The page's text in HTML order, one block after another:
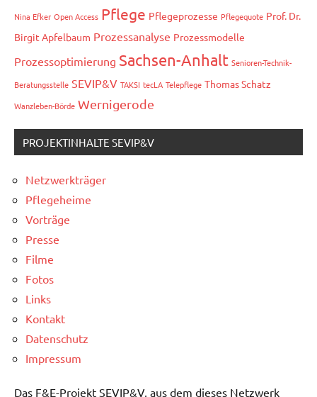
Nina Efker Open Access Pflege Pflegeprozesse Pflegequote Prof. Dr.
Birgit Apfelbaum Prozessanalyse Prozessmodelle
Prozessoptimierung Sachsen-Anhalt Senioren-Technik-
Beratungsstelle SEVIP&V TAKSI tecLA Telepflege Thomas Schatz
Wanzleben-Börde Wernigerode
PROJEKTINHALTE SEVIP&V
Netzwerkträger
Pflegeheime
Vorträge
Presse
Filme
Fotos
Links
Kontakt
Datenschutz
Impressum
Das F&E-Projekt SEVIP&V, aus dem dieses Netzwerk